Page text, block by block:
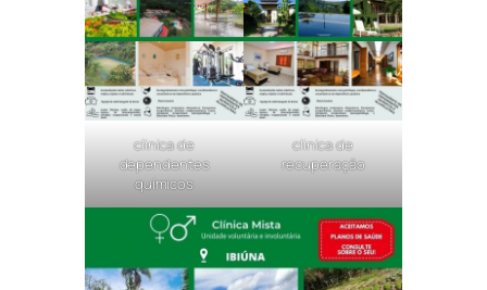
clinica de
dependentes
químicos
clinica de
recuperação